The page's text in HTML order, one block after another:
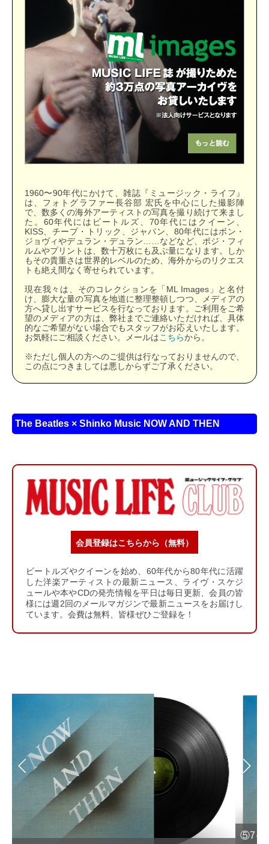
1960〜90年代にかけて、雑誌『ミュージック・ライフ』
は、フォトグラファー長谷部 宏氏を中心にした撮影陣
で、数多くの海外アーティストの写真を撮り続けて来まし
た。60年代にはビートルズ、70年代にはクイーン、
KISS、チープ・トリック、ジャパン、80年代にはボン・
ジョヴィやデュラン・デュラン……などなど、ポジ・フィ
ルムやプリントは、数十万枚にも及ぶ量になります。しか
もその貴重さは世界的レベルのため、海外からのリクエス
トも絶え間なく寄せられています。
現在我々は、そのコレクションを「ML Images」と名付
け、膨大な量の写真を地道に整理整頓しつつ、メディアの
方へ貸し出すサービスを行なっております。ご利用をご希
望のメディアの方は、弊社までご連絡いただければ、具体
的なご希望がない場合でもスタッフがお応えいたします。
お気軽にご相談ください。メールはこちらから。
※ただし個人の方へのご提供は行なっておりませんので、
この点につきましては悪しからずご了承ください。
The Beatles × Shinko Music NOW AND THEN
会員登録はこちらから（無料）
ビートルズやクイーンを始め、60年代から80年代に活躍
した洋楽アーティストの最新ニュース、ライヴ・スケジ
ュールや本やCDの発売情報を平日は毎日更新、会員の皆
様には週2回のメールマガジンで最新ニュースをお届けし
ています。会費は無料、皆様ぜひご登録を！
⑤7インチ・マーブル＜ザ・ビートルズ・ストア限定